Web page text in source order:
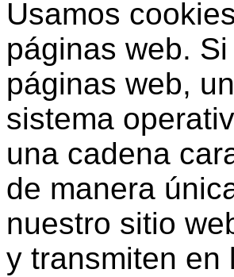
Usamos
páginas web.
páginas web,
sistema
una cadena
de manera
nuestro sitio
y transmiten en